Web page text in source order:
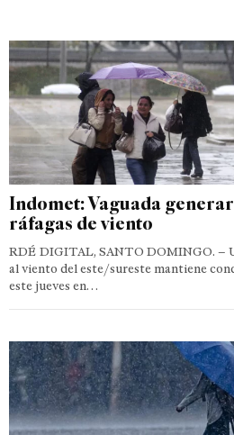
Indomet: Vaguada
ráfagas de viento
RDÉ DIGITAL, SANTO DOMINGO. –
al viento del este/sureste mantiene
este jueves en…